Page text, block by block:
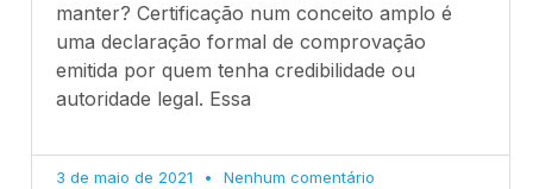
manter? Certificação num conceito amplo é
uma declaração formal de comprovação
emitida por quem tenha credibilidade ou
autoridade legal. Essa
3 de maio de 2021 Nenhum comentário